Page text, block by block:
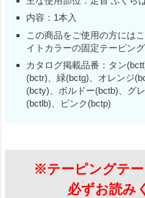
内容：1本入
この商品をご使用の方には
イトカラーの固定テーピン
カタログ掲載品番：タン
(bctr)、緑(bctg)、オレンジ
(bcty)、ボルドー(bctb)、グ
(bctlb)、ピンク(bctp)
※テーピングテ
必ずお読み